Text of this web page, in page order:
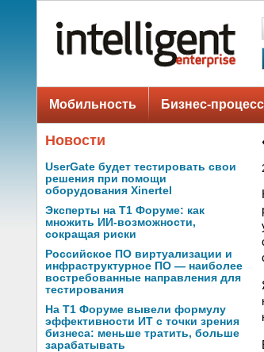
Мобильность Бизнес-
Новости
UserGate будет тестировать свои
решения при помощи
оборудования Xinertel
Эксперты на Т1 Форуме: как
множить ИИ-возможности,
сокращая риски
Российское ПО виртуализации и
инфраструктурное ПО — наиболее
востребованные направления для
тестирования
На Т1 Форуме вывели формулу
эффективности ИТ с точки зрения
бизнеса: меньше тратить, больше
зарабатывать